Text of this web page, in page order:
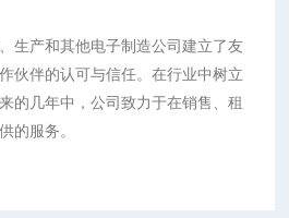
生产和其他电子制造公司建立了友
伙伴的认可与信任。在行业中树立
的几年中，公司致力于在销售、租
的服务。